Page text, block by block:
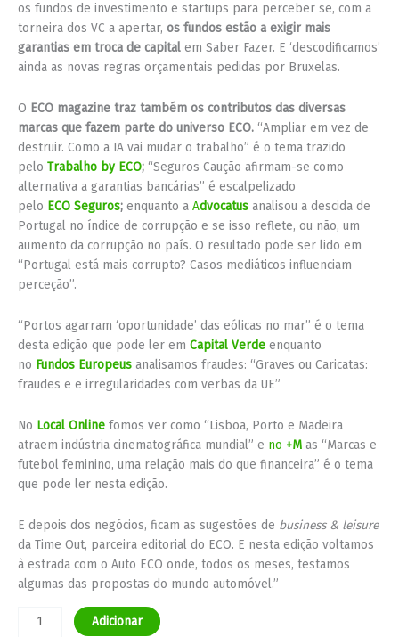
os fundos de investimento e startups para perceber se, com a
torneira dos VC a apertar, os fundos estão a exigir mais
garantias em troca de capital em Saber Fazer. E ‘descodificamos’
ainda as novas regras orçamentais pedidas por Bruxelas.
O ECO magazine traz também os contributos das diversas
marcas que fazem parte do universo ECO. “Ampliar em vez de
destruir. Como a IA vai mudar o trabalho” é o tema trazido
pelo Trabalho by ECO; “Seguros Caução afirmam-se como
alternativa a garantias bancárias” é escalpelizado
pelo ECO Seguros; enquanto a Advocatus analisou a descida de
Portugal no índice de corrupção e se isso reflete, ou não, um
aumento da corrupção no país. O resultado pode ser lido em
“Portugal está mais corrupto? Casos mediáticos influenciam
perceção”.
“Portos agarram ‘oportunidade’ das eólicas no mar” é o tema
desta edição que pode ler em Capital Verde enquanto
no Fundos Europeus analisamos fraudes: “Graves ou Caricatas:
fraudes e e irregularidades com verbas da UE”
No Local Online fomos ver como “Lisboa, Porto e Madeira
atraem indústria cinematográfica mundial” e no +M as “Marcas e
futebol feminino, uma relação mais do que financeira” é o tema
que pode ler nesta edição.
E depois dos negócios, ficam as sugestões de business & leisure
da Time Out, parceira editorial do ECO. E nesta edição voltamos
à estrada com o Auto ECO onde, todos os meses, testamos
algumas das propostas do mundo automóvel.”
Adicionar